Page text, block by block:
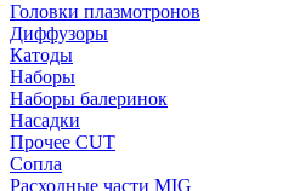
Головки плазмотронов
Диффузоры
Катоды
Наборы
Наборы балеринок
Насадки
Прочее CUT
Сопла
Расходные части MIG